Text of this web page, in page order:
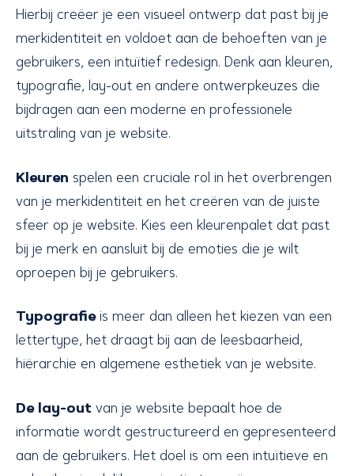
Hierbij creëer je een visueel ontwerp dat past bij je
merkidentiteit en voldoet aan de behoeften van je
gebruikers, een intuïtief redesign. Denk aan kleuren,
typografie, lay-out en andere ontwerpkeuzes die
bijdragen aan een moderne en professionele
uitstraling van je website.
Kleuren spelen een cruciale rol in het overbrengen
van je merkidentiteit en het creëren van de juiste
sfeer op je website. Kies een kleurenpalet dat past
bij je merk en aansluit bij de emoties die je wilt
oproepen bij je gebruikers.
Typografieis meer dan alleen het kiezen van een
lettertype, het draagt bij aan de leesbaarheid,
hiërarchie en algemene esthetiek van je website.
De lay-out van je website bepaalt hoe de
informatie wordt gestructureerd en gepresenteerd
aan de gebruikers. Het doel is om een intuïtieve en